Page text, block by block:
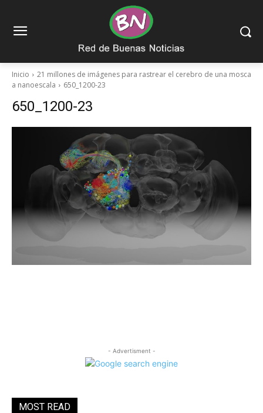
Inicio
21 millones de imágenes para rastrear el cerebro de una mosca
a nanoescala
650_1200-23
650_1200-23
- Advertisment -
MOST READ